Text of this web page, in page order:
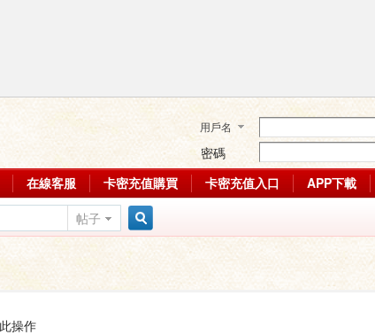
用戶名
密碼
在線客服 卡密充值購買 卡密充值入口
APP下載
帖子
操作